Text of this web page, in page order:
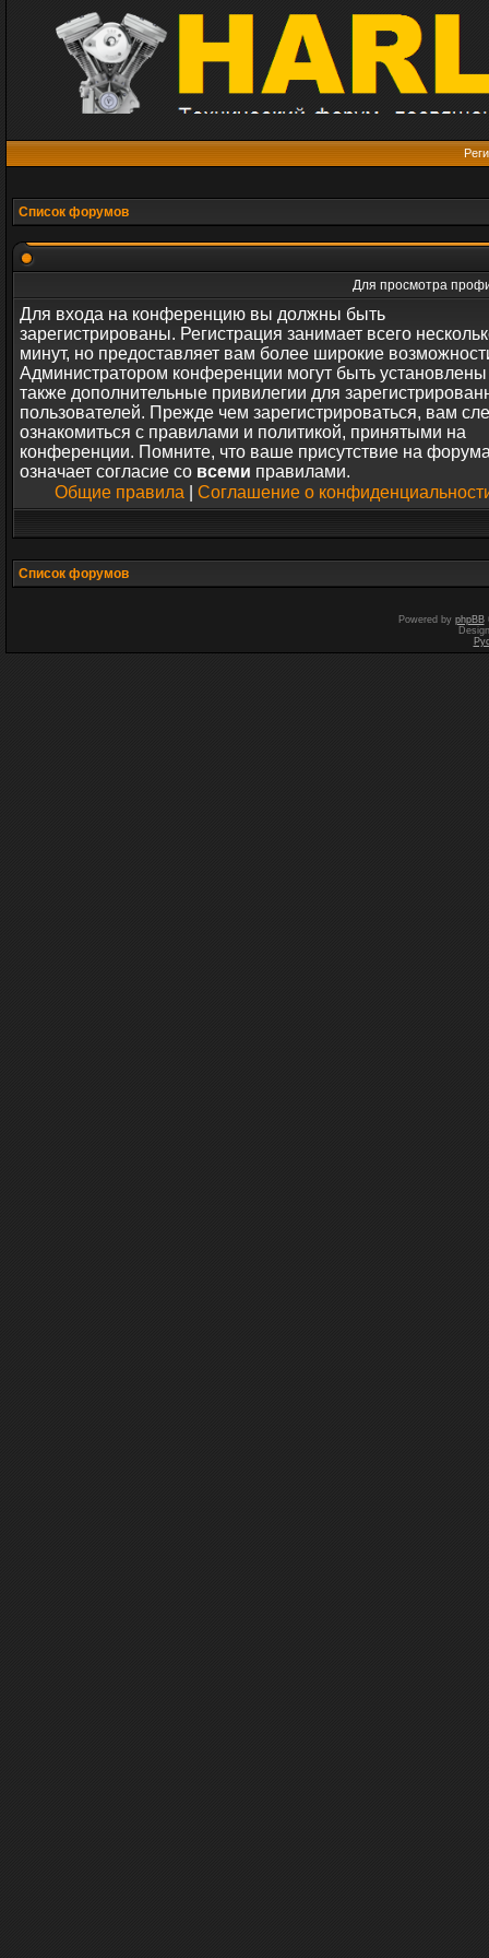
Список форумов
Для просмотра
Для входа на конференцию вы должны быть
зарегистрированы. Регистрация занимает всего
минут, но предоставляет вам более широкие
Администратором конференции могут быть установлены
также дополнительные привилегии для
пользователей. Прежде чем зарегистрироваться, вам
ознакомиться с правилами и политикой, принятыми на
конференции. Помните, что ваше присутствие на
означает согласие со всеми правилами.
Общие правила
Соглашение о
Список форумов
Powered by phpBB